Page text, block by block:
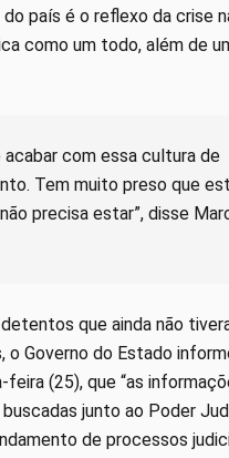
país é o reflexo da crise
como um todo, além de
acabar com essa cultura de
Tem muito preso que
precisa estar”, disse
que ainda não
o Governo do Estado
(25), que “as
junto ao Poder
de processos